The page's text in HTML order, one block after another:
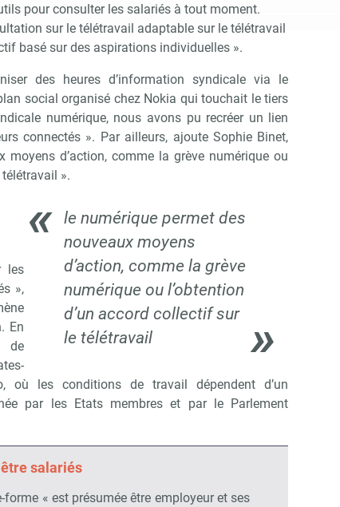
pour consulter les salariés à tout moment.
sur le télétravail adaptable sur le télétravail
basé sur des aspirations individuelles ».
des heures d’information syndicale via le
social organisé chez Nokia qui touchait le tiers
numérique, nous avons pu recréer un lien
connectés ». Par ailleurs, ajoute Sophie Binet,
moyens d’action, comme la grève numérique ou
».
le numérique permet des
nouveaux moyens
d’action, comme la grève
numérique ou l’obtention
d’un accord collectif sur
le télétravail
les
»,
En
de
où les conditions de travail dépendent d’un
par les Etats membres et par le Parlement
salariés
« est présumée être employeur et ses